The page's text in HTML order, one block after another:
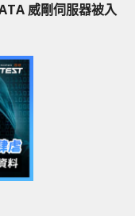
威剛伺服器被入